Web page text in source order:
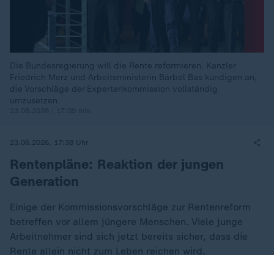
Die Bundesregierung will die Rente reformieren. Kanzler
Friedrich Merz und Arbeitsministerin Bärbel Bas kündigen an,
die Vorschläge der Expertenkommission vollständig
umzusetzen.
23.06.2026, 17:38 Uhr
Rentenpläne: Reaktion der jungen
Generation
Einige der Kommissionsvorschläge zur Rentenreform
betreffen vor allem jüngere Menschen. Viele junge
Arbeitnehmer sind sich jetzt bereits sicher, dass die
Rente allein nicht zum Leben reichen wird.